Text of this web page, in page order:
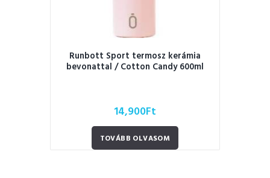
Runbott Sport termosz kerámia
bevonattal / Cotton Candy 600ml
14,900Ft
TOVÁBB OLVASOM